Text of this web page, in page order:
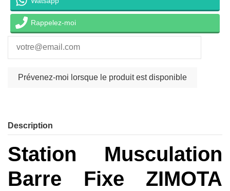
Rappelez-moi
Description
Station Musculation
Barre Fixe ZIMOTA